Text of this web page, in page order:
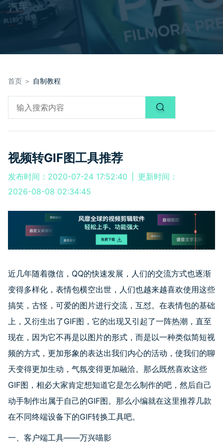
文本
首页 ＞ 自制教程
视频转GIF图工具推荐
发布时间：2020-07-24 17:52:40
更新时间：
2026-08-08 02:34:45
近几年随着微信，QQ的快速发展，人们的交流方式也逐渐
变得多样化，表情包横空出世，人们也越来越喜欢使用这些
搞笑，古怪，可爱的图片进行交流，互怼。在表情包的基础
上，又衍生出了GIF图，它的出现又引起了一阵热潮，直至
现在，因为它不再是以图片的形式，而是以一种类似简短视
频的方式，更加形象的表达出我们内心的活动，使我们的聊
天变得更加生动，气氛变得更加融洽。那么既然喜欢这些
GIF图，相必大家肯定想知道它是怎么制作的吧，然后自己
动手制作出属于自己的GIF图。那么小编就在这里推荐几款
在不同终端设备下的GIF转换工具吧。
一、客户端工具——万兴喵影